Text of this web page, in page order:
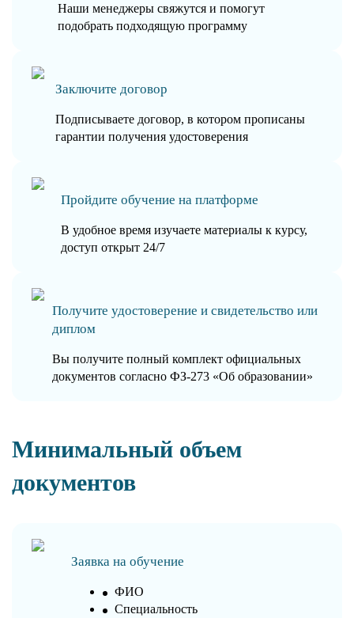
Наши менеджеры свяжутся и помогут
подобрать подходящую программу
Заключите договор
Подписываете договор, в котором прописаны
гарантии получения удостоверения
Пройдите обучение на платформе
В удобное время изучаете материалы к курсу,
доступ открыт 24/7
Получите удостоверение и свидетельство или
диплом
Вы получите полный комплект официальных
документов согласно ФЗ-273 «Об образовании»
Минимальный объем
документов
Заявка на обучение
ФИО
Специальность